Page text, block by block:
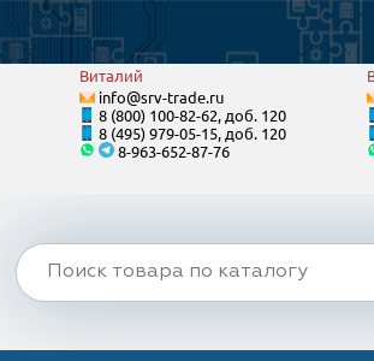
Виталий
info@srv-trade.ru
8 (800) 100-82-62, доб. 120
8 (495) 979-05-15, доб. 120
8-963-652-87-76